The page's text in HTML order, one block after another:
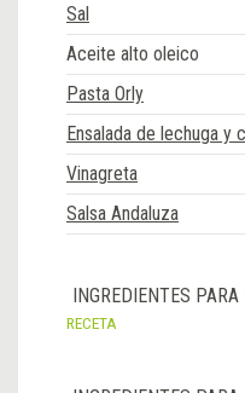
Sal
Aceite alto oleico
Pasta Orly
Ensalada de lechuga y
Vinagreta
Salsa Andaluza
INGREDIENTES
RECETA